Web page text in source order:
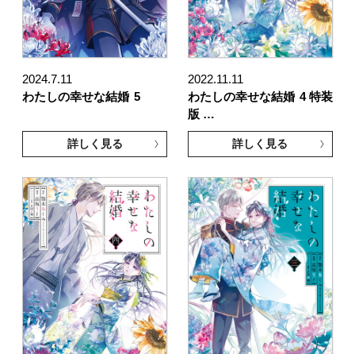
2024.7.11
わたしの幸せな結婚 5
詳しく見る
2022.11.11
わたしの幸せな結婚 4 特装
版 …
詳しく見る